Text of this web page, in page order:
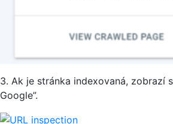
3. Ak je stránka indexovaná, zobrazí
Google”.